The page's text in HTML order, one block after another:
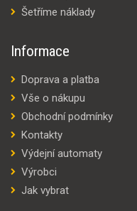
Šetříme náklady
Informace
Doprava a platba
Vše o nákupu
Obchodní podmínky
Kontakty
Výdejní automaty
Výrobci
Jak vybrat